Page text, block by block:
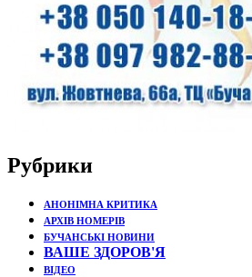
Рубрики
АНОНІМНА КРИТИКА
АРХІВ НОМЕРІВ
БУЧАНСЬКІ НОВИНИ
ВАШЕ ЗДОРОВ'Я
ВІДЕО